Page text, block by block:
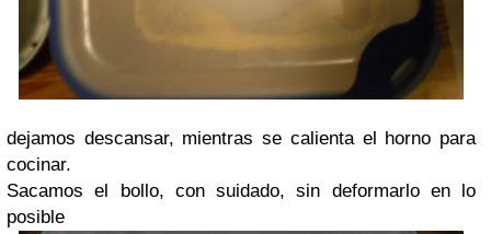
dejamos descansar, mientras se calienta el horno para
cocinar.
Sacamos el bollo, con suidado, sin deformarlo en lo
posible